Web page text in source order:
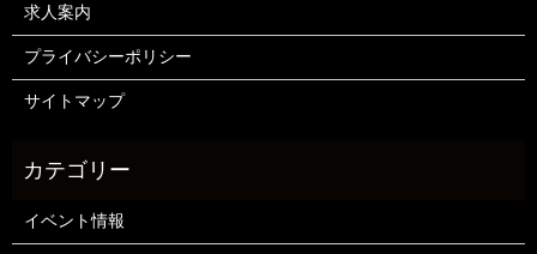
求人案内
プライバシーポリシー
サイトマップ
イベント情報